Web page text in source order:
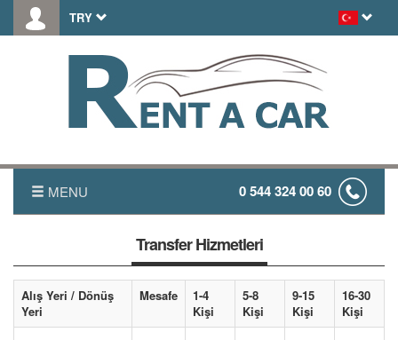
TRY
MENU 0 544 324 00 60
ANASAYFA
HAKKIMIZDA
FİYAT LİSTESİ
Transfer Hizmetleri
Alış Yeri / Dönüş
Yeri
Mesafe
1-4
Kişi
5-8
Kişi
9-15
Kişi
16-30
Kişi